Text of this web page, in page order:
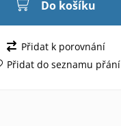
Do košíku
Přidat k porovnání
Přidat do seznamu přání